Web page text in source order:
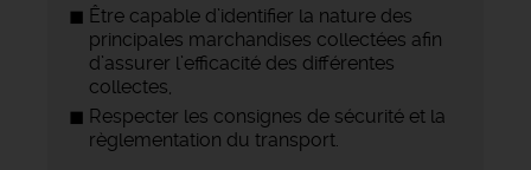
Être capable d’identifier la nature des
principales marchandises collectées afin
d’assurer l’efficacité des différentes
collectes,
Respecter les consignes de sécurité et la
règlementation du transport.